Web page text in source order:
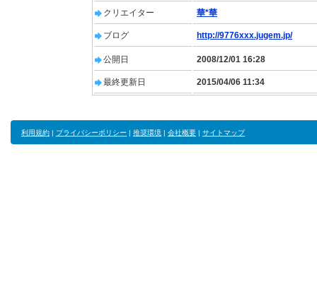
クリエイター 華*華
ブログ http://9776xxx.jugem.jp/
公開日 2008/12/01 16:28
最終更新日 2015/04/06 11:34
利用規約 | プライバシーポリシー | 推奨環境 | 会社概要 | サイトマップ